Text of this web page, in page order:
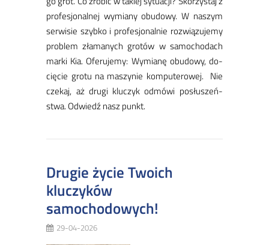
pro­fe­sjo­nal­nej wy­mia­ny obu­do­wy. W na­szym
ser­wi­sie szyb­ko i pro­fe­sjo­nal­nie roz­wią­zu­je­my
pro­blem zła­ma­nych gro­tów w sa­mo­cho­dach
mar­ki Kia. Ofe­ru­je­my: ​Wy­mia­nę obu­do­wy, do­
cię­cie gro­tu na ma­szy­nie kom­pu­te­ro­wej. Nie
cze­kaj, aż dru­gi klu­czyk od­mó­wi po­słu­szeń­
stwa. Odwiedź nasz punkt.
​Drugie życie Twoich
kluczyków
samochodowych!
29-04-2026